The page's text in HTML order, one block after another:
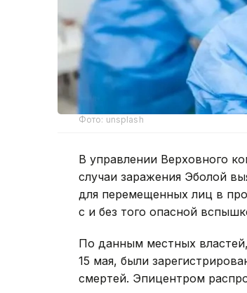
Фото: unsplash
В управлении Верховного
случаи заражения Эболой
для перемещенных лиц в
с и без того опасной
По данным местных
15 мая, были
смертей. Эпицентром